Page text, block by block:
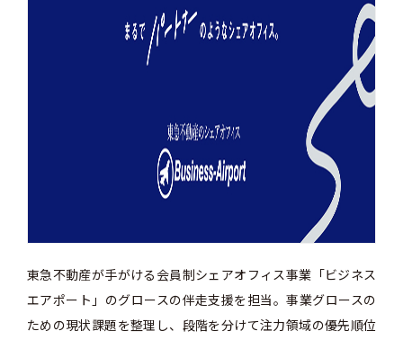
東急不動産が手がける会員制シェアオフィス事業「ビジネス
エアポート」のグロースの伴走支援を担当。事業グロースの
ための現状課題を整理し、段階を分けて注力領域の優先順位